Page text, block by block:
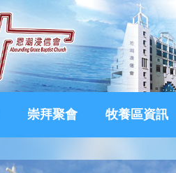
崇拜聚會 牧養區資訊